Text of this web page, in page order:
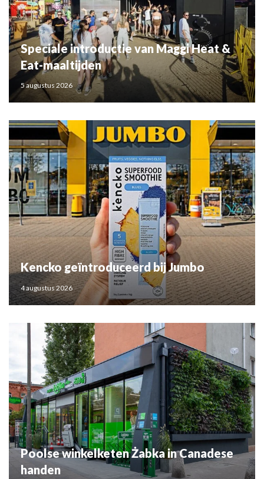
Speciale introductie van Maggi Heat &
Eat-maaltijden
5 augustus 2026
Kencko geïntroduceerd bij Jumbo
4 augustus 2026
Poolse winkelketen Żabka in Canadese
handen